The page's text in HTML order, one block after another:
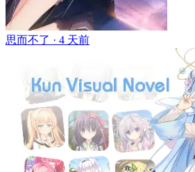
思而不了 · 4 天前